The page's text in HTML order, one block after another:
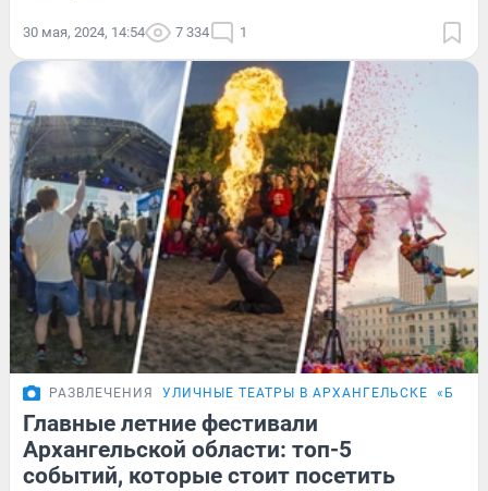
30 мая, 2024, 14:54 7 334 1
РАЗВЛЕЧЕНИЯ УЛИЧНЫЕ ТЕАТРЫ В АРХАНГЕЛЬСКЕ
Главные летние фестивали
Архангельской области: топ-5
событий, которые стоит посетить